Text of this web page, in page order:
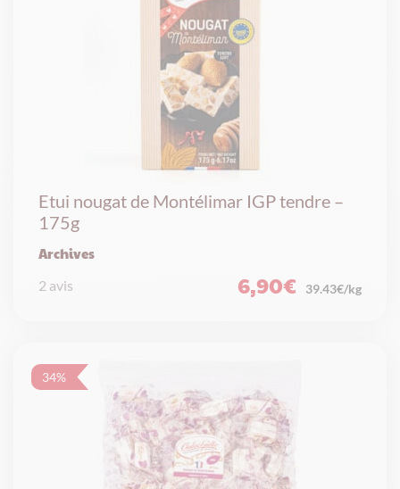
Etui nougat de Montélimar IGP tendre –
175g
Archives
6,90€ 39.43€/kg
2 avis
34%